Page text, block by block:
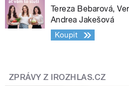
Tereza Bebarová,
Andrea Jakešová
Koupit
ZPRÁVY Z IROZHLAS.CZ